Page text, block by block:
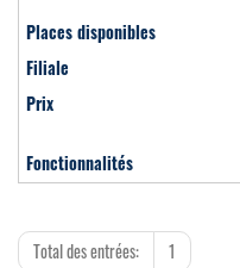
Total des entrées: 1